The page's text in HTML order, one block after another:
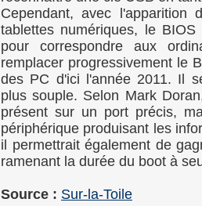
Cependant, avec l'apparition
tablettes numériques, le
pour correspondre aux
remplacer progressivement le
des PC d'ici l'année 2011. Il
plus souple. Selon Mark
présent sur un port précis,
périphérique produisant les
il permettrait également de
ramenant la durée du boot à
Source : Sur-la-Toile